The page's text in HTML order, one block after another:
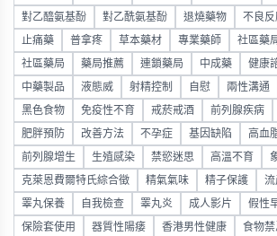
對乙醯氨基酚 對乙酰氨基酚 退燒藥物 不良反
止痛藥 普拿疼 草本藥材 專業藥師 社區藥
社區藥局 藥局推薦 連鎖藥局 中成藥 健康
中藥製品 液態威 射精控制 自慰 兩性溝通
黑色食物 免疫性不育 戒菸戒酒 前列腺疾病
肥胖預防 改善方法 不孕症 基因缺陷 高血
前列腺增生 生殖感染 禁慾迷思 高溫不育
克萊恩費爾特氏綜合徵 精氣氣味 精子保護 流
睪丸保養 自我檢查 睪丸炎 成人影片 假性
保險套使用 器質性陽痿 香港男性健康 食物禁